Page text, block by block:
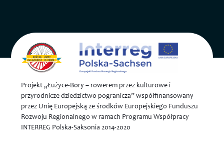
Projekt „Łużyce-Bory – rowerem przez kulturowe i
przyrodnicze dziedzictwo pogranicza” współfinansowany
przez Unię Europejską ze środków Europejskiego Funduszu
Rozwoju Regionalnego w ramach Programu Współpracy
INTERREG Polska-Saksonia 2014-2020